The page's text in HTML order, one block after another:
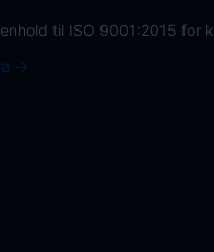
til ISO 9001:2015 for
→